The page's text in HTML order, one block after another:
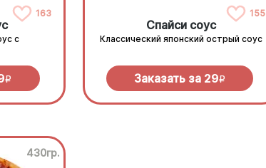
163
с
R
155
Спайси соус
Классический японский острый соус
Заказать за 29R
430гр.